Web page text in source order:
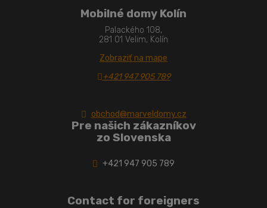
Mobilné domy Kolín
Palackého 108,
281 01 Velim, Kolín
Zobraziť na mape
+421 947 905 789
obchod@marveldomy.cz
Pre našich zákazníkov
zo Slovenska
+421 947 905 789
Contact for foreigners